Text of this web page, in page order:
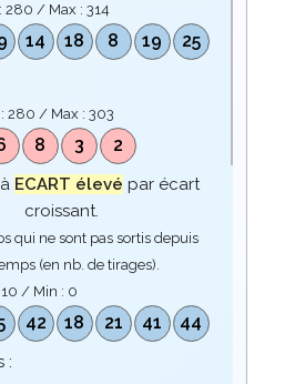
280 / Max : 314
14 18 8 19
25
280 / Max : 303
8 3 2
ECART élevé par écart
croissant.
qui ne sont pas sortis depuis
(en nb. de tirages).
10 / Min : 0
42 18 21 41
44
: